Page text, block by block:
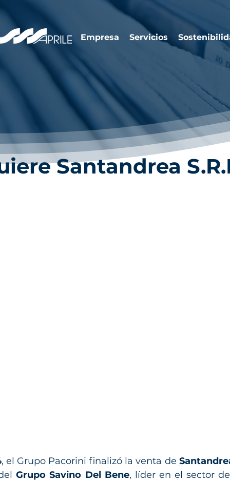
Empresa Servicios
Santandrea
, el Grupo Pacorini finalizó la venta de
Grupo Savino Del Bene, líder en el sector